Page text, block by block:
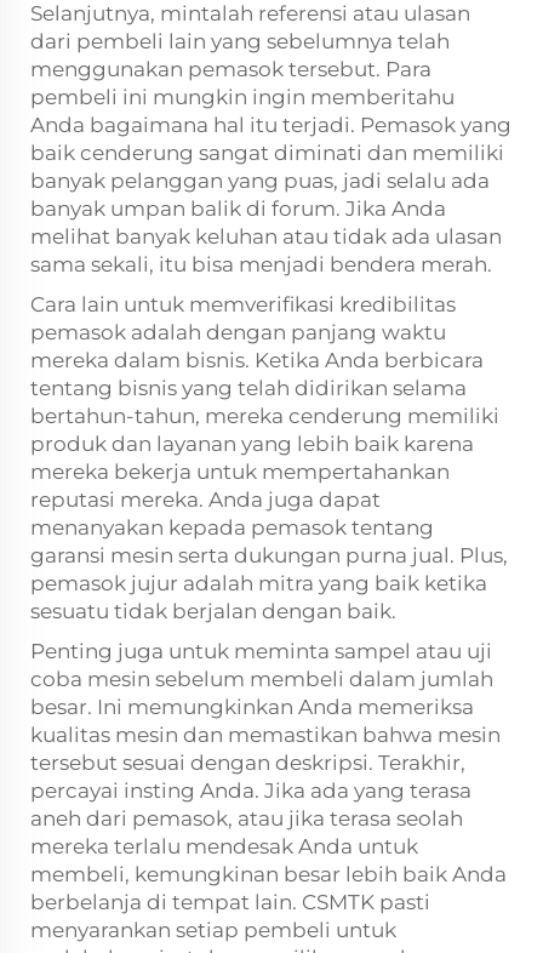
Selanjutnya, mintalah referensi atau ulasan
dari pembeli lain yang sebelumnya telah
menggunakan pemasok tersebut. Para
pembeli ini mungkin ingin memberitahu
Anda bagaimana hal itu terjadi. Pemasok yang
baik cenderung sangat diminati dan memiliki
banyak pelanggan yang puas, jadi selalu ada
banyak umpan balik di forum. Jika Anda
melihat banyak keluhan atau tidak ada ulasan
sama sekali, itu bisa menjadi bendera merah.
Cara lain untuk memverifikasi kredibilitas
pemasok adalah dengan panjang waktu
mereka dalam bisnis. Ketika Anda berbicara
tentang bisnis yang telah didirikan selama
bertahun-tahun, mereka cenderung memiliki
produk dan layanan yang lebih baik karena
mereka bekerja untuk mempertahankan
reputasi mereka. Anda juga dapat
menanyakan kepada pemasok tentang
garansi mesin serta dukungan purna jual. Plus,
pemasok jujur adalah mitra yang baik ketika
sesuatu tidak berjalan dengan baik.
Penting juga untuk meminta sampel atau uji
coba mesin sebelum membeli dalam jumlah
besar. Ini memungkinkan Anda memeriksa
kualitas mesin dan memastikan bahwa mesin
tersebut sesuai dengan deskripsi. Terakhir,
percayai insting Anda. Jika ada yang terasa
aneh dari pemasok, atau jika terasa seolah
mereka terlalu mendesak Anda untuk
membeli, kemungkinan besar lebih baik Anda
berbelanja di tempat lain. CSMTK pasti
menyarankan setiap pembeli untuk